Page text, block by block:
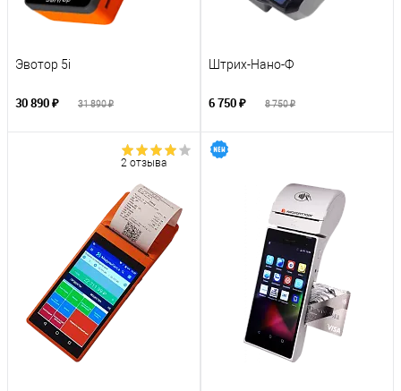
Эвотор 5i
30 890 ₽ 31 890 ₽
Штрих-Нано-Ф
6 750 ₽ 8 750 ₽
2 отзыва